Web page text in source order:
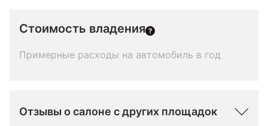
Стоимость владения
Примерные расходы на автомобиль в год
Отзывы о салоне с других площадок